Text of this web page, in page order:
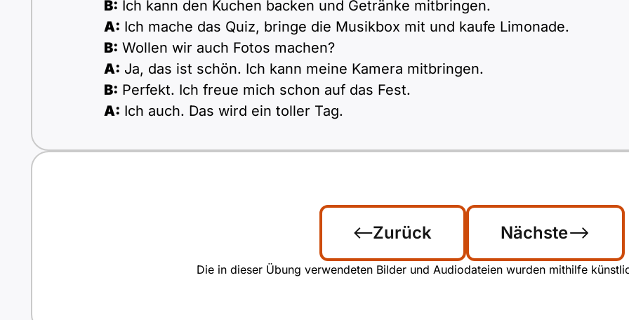
B: Ich kann den Kuchen backen und Getränke mitbringen.
A: Ich mache das Quiz, bringe die Musikbox mit und kaufe Limonade.
B: Wollen wir auch Fotos machen?
A: Ja, das ist schön. Ich kann meine Kamera mitbringen.
B: Perfekt. Ich freue mich schon auf das Fest.
A: Ich auch. Das wird ein toller Tag.
Zurück Nächste
Die in dieser Übung verwendeten Bilder und Audiodateien wurden mithilfe